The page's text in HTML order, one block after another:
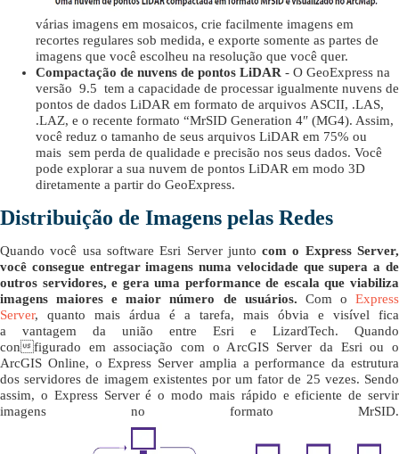
várias imagens em mosaicos, crie facilmente imagens em
recortes regulares sob medida, e exporte somente as partes de
imagens que você escolheu na resolução que você quer.
Compactação de nuvens de pontos LiDAR - O GeoExpress na
versão 9.5 tem a capacidade de processar igualmente nuvens de
pontos de dados LiDAR em formato de arquivos ASCII, .LAS,
.LAZ, e o recente formato “MrSID Generation 4″ (MG4). Assim,
você reduz o tamanho de seus arquivos LiDAR em 75% ou
mais sem perda de qualidade e precisão nos seus dados. Você
pode explorar a sua nuvem de pontos LiDAR em modo 3D
diretamente a partir do GeoExpress.
Distribuição de Imagens pelas Redes
Quando você usa software Esri Server juntocom o Express Server,
você consegue entregar imagens numa velocidade que supera a de
outros servidores, e gera uma performance de escala que viabiliza
imagens maiores e maior número de usuários. Com oExpress
Server, quanto mais árdua é a tarefa, mais óbvia e visível fica
a vantagem da união entre Esri e LizardTech. Quando
configurado em associação com o ArcGIS Server da Esri ou o
ArcGIS Online, o Express Server amplia a performance da estrutura
dos servidores de imagem existentes por um fator de 25 vezes. Sendo
assim, o Express Server é o modo mais rápido e eficiente de servir
imagens no formato MrSID.